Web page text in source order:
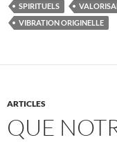
SPIRITUELS
VIBRATION ORIGINELLE
ARTICLES
QUE